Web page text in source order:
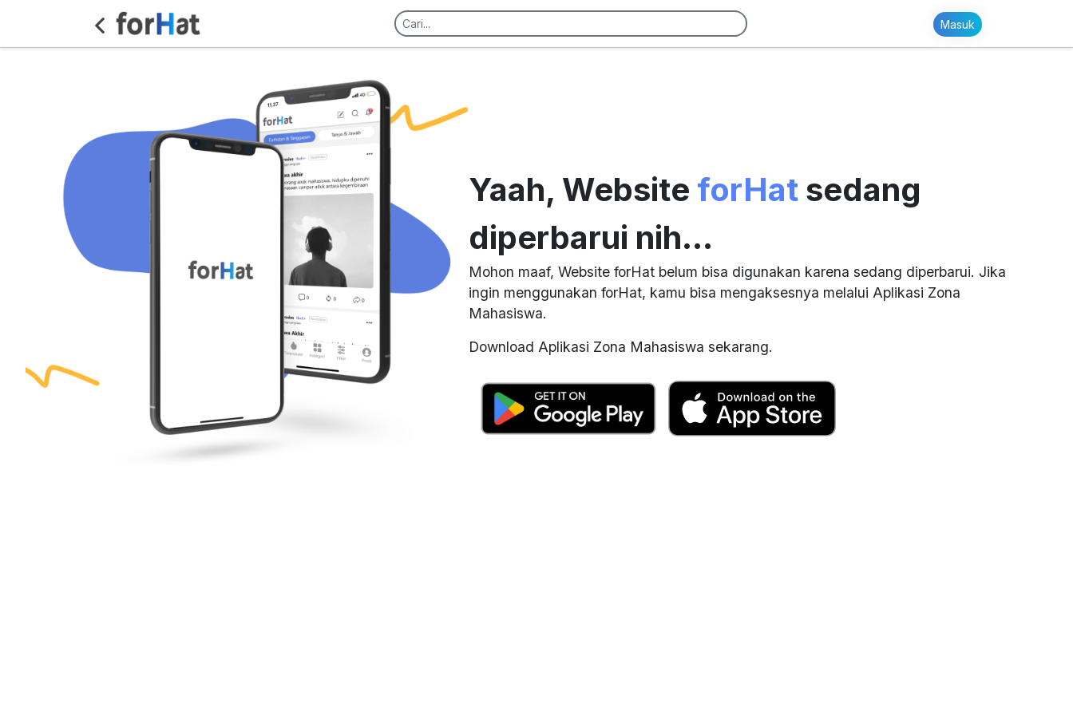
Masuk
Yaah, Website forHatsedang
diperbarui nih...
Mohon maaf, Website forHat belum bisa digunakan karena sedang diperbarui. Jika
ingin menggunakan forHat, kamu bisa mengaksesnya melalui Aplikasi Zona
Mahasiswa.
Download Aplikasi Zona Mahasiswa sekarang.